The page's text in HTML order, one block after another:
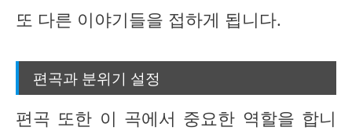
또 다른 이야기들을 접하게 됩니다.
편곡과 분위기 설정
편곡 또한 이 곡에서 중요한 역할을 합니